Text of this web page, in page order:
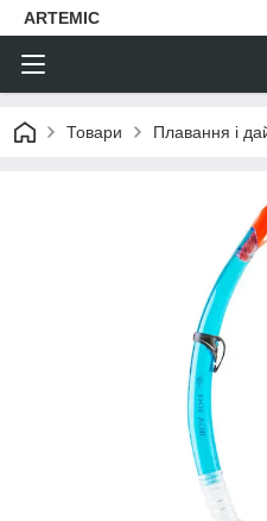
ARTEMIC
Товари Плавання і